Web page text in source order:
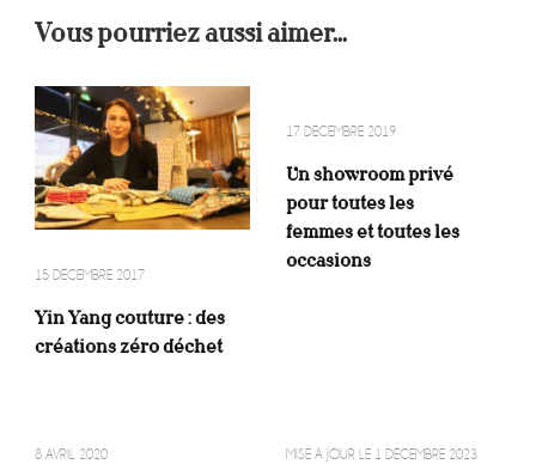
Vous pourriez aussi aimer...
15 DÉCEMBRE 2017
Yin Yang couture : des
créations zéro déchet
17 DÉCEMBRE 2019
Un showroom privé
pour toutes les
femmes et toutes les
occasions
8 AVRIL 2020 MISE À JOUR LE 1 DÉCEMBRE 2023